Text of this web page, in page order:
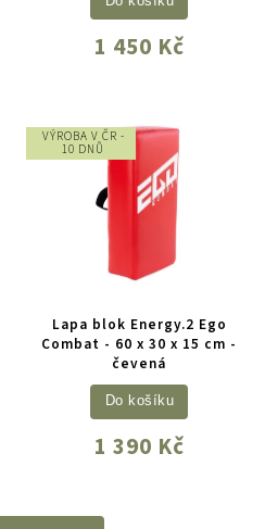
1 450 Kč
VÝROBA V ČR -
10 DNŮ
Lapa blok Energy.2 Ego
Combat - 60 x 30 x 15 cm -
čevená
1 390 Kč
Do košíku